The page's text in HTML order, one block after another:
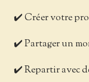
✔️ Créer votre
✔️ Partager un
✔️ Repartir avec